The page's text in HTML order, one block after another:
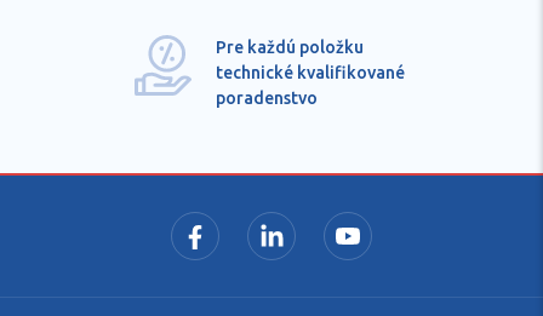
Pre každú položku
technické kvalifikované
poradenstvo